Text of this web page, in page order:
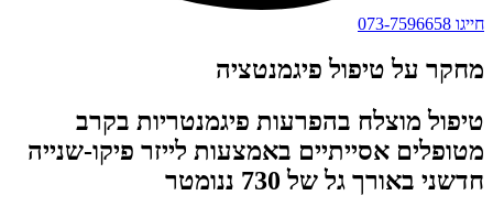
חייגו 073-7596658
מחקר על טיפול פיגמנטציה
טיפול מוצלח בהפרעות פיגמנטריות בקרב
מטופלים אסייתיים באמצעות לייזר פיקו-שנייה
חדשני באורך גל של 730 ננומטר